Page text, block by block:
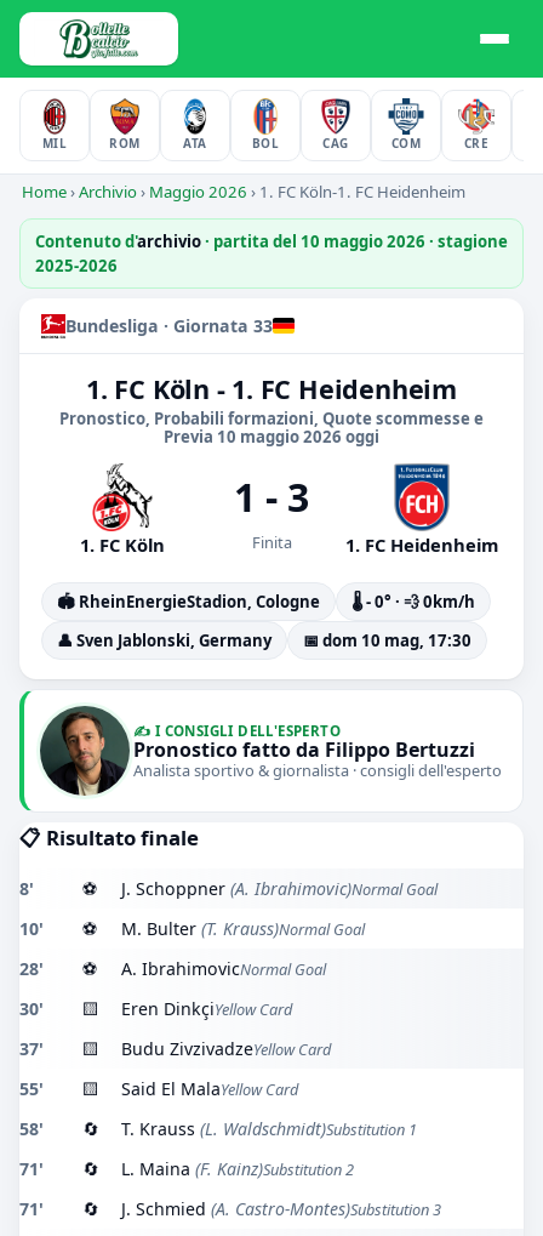
MIL ROM ATA BOL CAG COM CRE
Home›Archivio› Maggio 2026 › 1. FC Köln-1. FC Heidenheim
Contenuto d'archivio· partita del 10 maggio 2026 · stagione
2025-2026
Bundesliga · Giornata 33
1. FC Köln - 1. FC Heidenheim
Pronostico, Probabili formazioni, Quote scommesse e
Previa 10 maggio 2026 oggi
1. FC Köln
1 - 3
Finita 1. FC Heidenheim
🏟️ RheinEnergieStadion, Cologne
🌡️ - 0° · 💨 0km/h
👤 Sven Jablonski, Germany
📅 dom 10 mag, 17:30
✍️ I CONSIGLI DELL'ESPERTO
Pronostico fatto da Filippo Bertuzzi
Analista sportivo & giornalista · consigli dell'esperto
📋 Risultato finale
8' ⚽ J. Schoppner (A. Ibrahimovic)Normal Goal
10' ⚽ M. Bulter (T. Krauss)Normal Goal
28' ⚽ A. IbrahimovicNormal Goal
30' 🟨 Eren DinkçiYellow Card
37' 🟨 Budu ZivzivadzeYellow Card
55' 🟨 Said El MalaYellow Card
58' 🔄 T. Krauss (L. Waldschmidt)Substitution 1
71' 🔄 L. Maina (F. Kainz)Substitution 2
71' 🔄 J. Schmied (A. Castro-Montes)Substitution 3